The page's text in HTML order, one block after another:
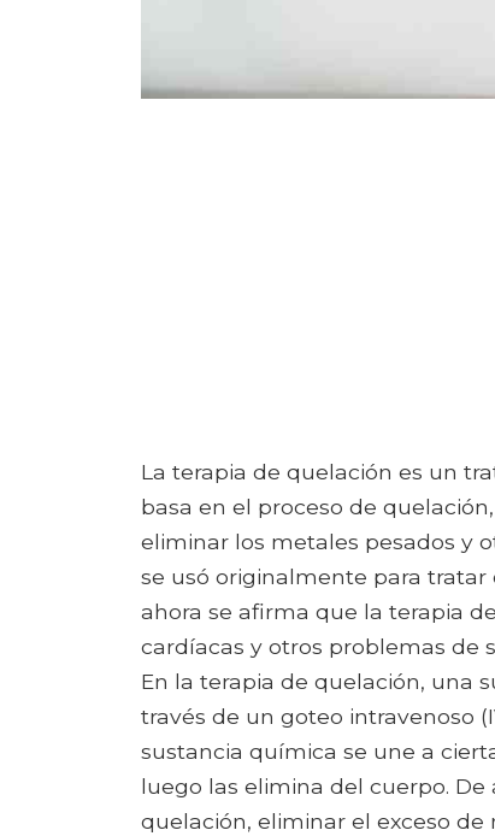
La terapia de quelación es un
basa en el proceso de
eliminar los metales pesados ​​y
se usó originalmente para
ahora se afirma que la terapia
cardíacas y otros problemas de
En la terapia de quelación, una
través de un goteo intravenoso
sustancia química se une a
luego las elimina del cuerpo.
quelación, eliminar el exceso